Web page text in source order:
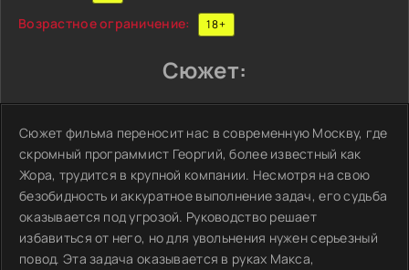
Возрастное ограничение: 18+
Сюжет:
Сюжет фильма переносит нас в современную Москву, где
скромный программист Георгий, более известный как
Жора, трудится в крупной компании. Несмотря на свою
безобидность и аккуратное выполнение задач, его судьба
оказывается под угрозой. Руководство решает
избавиться от него, но для увольнения нужен серьезный
повод. Эта задача оказывается в руках Макса,